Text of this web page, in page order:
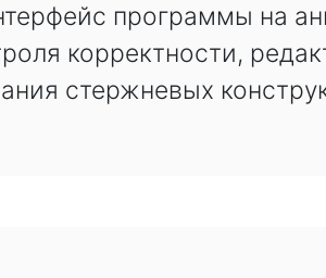
программы на
корректности,
стержневых